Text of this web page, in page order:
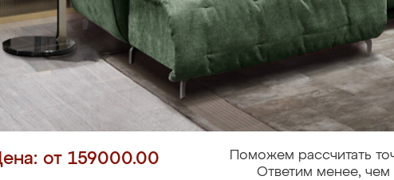
от 159000.00
Поможем рассчитать
Ответим менее, чем